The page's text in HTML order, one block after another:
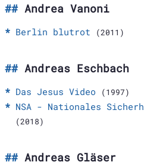
Andrea Vanoni
Berlin blutrot (2011)
Andreas Eschbach
Das Jesus Video (1997)
NSA - Nationales
(2018)
Andreas Gläser